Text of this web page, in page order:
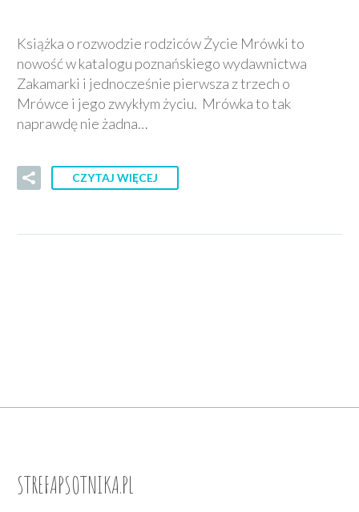
Książka o rozwodzie rodziców Życie Mrówki to
nowość w katalogu poznańskiego wydawnictwa
Zakamarki i jednocześnie pierwsza z trzech o
Mrówce i jego zwykłym życiu. Mrówka to tak
naprawdę nie żadna…
CZYTAJ WIĘCEJ
STREFAPSOTNIKA.PL